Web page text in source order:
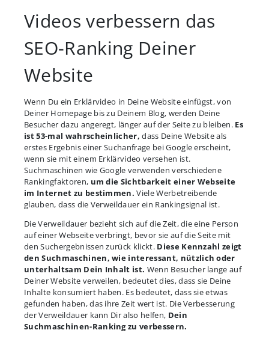
Videos verbessern das
SEO-Ranking Deiner
Website
Wenn Du ein Erklärvideo in Deine Website einfügst, von
Deiner Homepage bis zu Deinem Blog, werden Deine
Besucher dazu angeregt, länger auf der Seite zu bleiben. Es
ist 53-mal wahrscheinlicher,dass Deine Website als
erstes Ergebnis einer Suchanfrage bei Google erscheint,
wenn sie mit einem Erklärvideo versehen ist.
Suchmaschinen wie Google verwenden verschiedene
Rankingfaktoren, um die Sichtbarkeit einer Webseite
im Internet zu bestimmen.Viele Werbetreibende
glauben, dass die Verweildauer ein Rankingsignal ist.
Die Verweildauer bezieht sich auf die Zeit, die eine Person
auf einer Webseite verbringt, bevor sie auf die Seite mit
den Suchergebnissen zurück klickt. Diese Kennzahl zeigt
den Suchmaschinen, wie interessant, nützlich oder
unterhaltsam Dein Inhalt ist. Wenn Besucher lange auf
Deiner Website verweilen, bedeutet dies, dass sie Deine
Inhalte konsumiert haben. Es bedeutet, dass sie etwas
gefunden haben, das ihre Zeit wert ist. Die Verbesserung
der Verweildauer kann Dir also helfen, Dein
Suchmaschinen-Ranking zu verbessern.